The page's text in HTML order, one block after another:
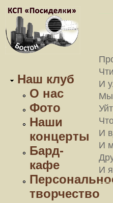
Наш клуб
О нас
Фото
Наши
концерты
Бард-
кафе
творчество
И
Мы
И
И
И